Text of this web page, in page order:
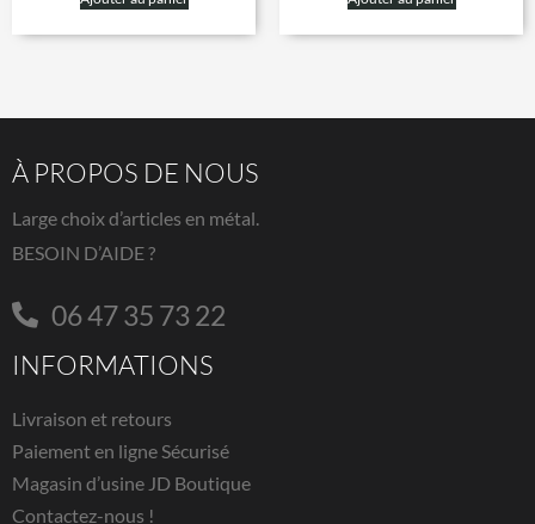
À PROPOS DE NOUS
Large choix d’articles en métal.
BESOIN D’AIDE ?
06 47 35 73 22
INFORMATIONS
Livraison et retours
Paiement en ligne Sécurisé
Magasin d’usine JD Boutique
Contactez-nous !